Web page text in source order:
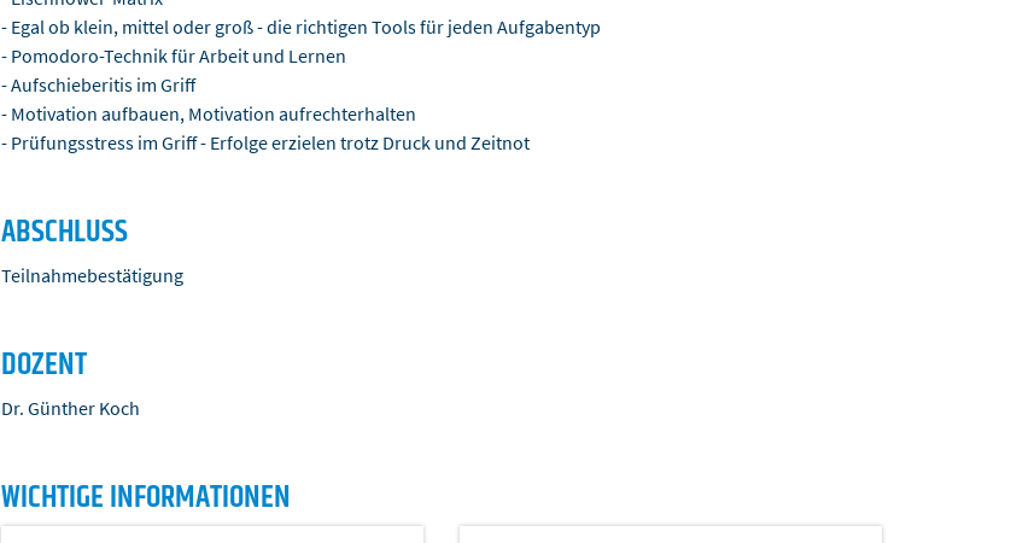
- Egal ob klein, mittel oder groß - die richtigen Tools für jeden Aufgabentyp
- Pomodoro-Technik für Arbeit und Lernen
- Aufschieberitis im Griff
- Motivation aufbauen, Motivation aufrechterhalten
- Prüfungsstress im Griff - Erfolge erzielen trotz Druck und Zeitnot
ABSCHLUSS
Teilnahmebestätigung
DOZENT
Dr. Günther Koch
WICHTIGE INFORMATIONEN